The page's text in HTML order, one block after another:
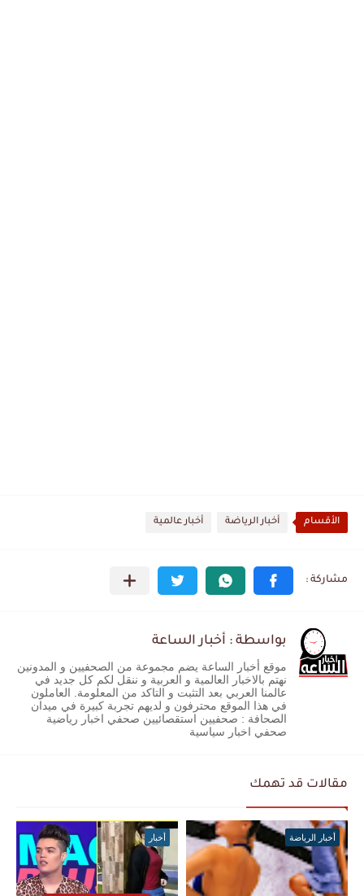
الأقسام أخبار الرياضة أخبار عالمية
بواسطة : أخبار الساعة
موقع أخبار الساعة يضم مجموعة من الصحفيين و المدونين
نهتم بالاخبار العالمية و العربية و ننقل لكم كل جديد في
عالمنا العربي بعد التثبت و التاكد من المعلومة. العاملون
في هذا الموقع محترفون و لديهم تجربة كبيرة في ميدان
الصحافة : صحفيين استقصائيين صحفي اخبار رياضية
صحفي اخبار سياسية
مقالات قد تهمك
أخبار الرياضة أخبار